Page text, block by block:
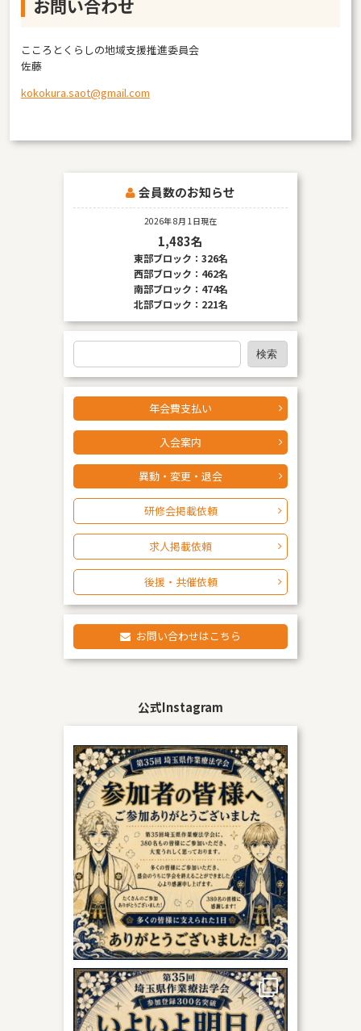
お問い合わせ
こころとくらしの地域支援推進委員会
佐藤
kokokura.saot@gmail.com
会員数のお知らせ
2026年 8月 1日現在
1,483名
東部ブロック：326名
西部ブロック：462名
南部ブロック：474名
北部ブロック：221名
検
索
検索
年会費支払い
入会案内
異動・変更・退会
研修会掲載依頼
求人掲載依頼
後援・共催依頼
お問い合わせはこちら
公式Instagram